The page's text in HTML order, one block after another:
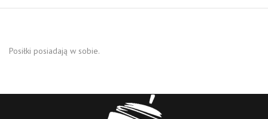
Posiłki posiadają w sobie.